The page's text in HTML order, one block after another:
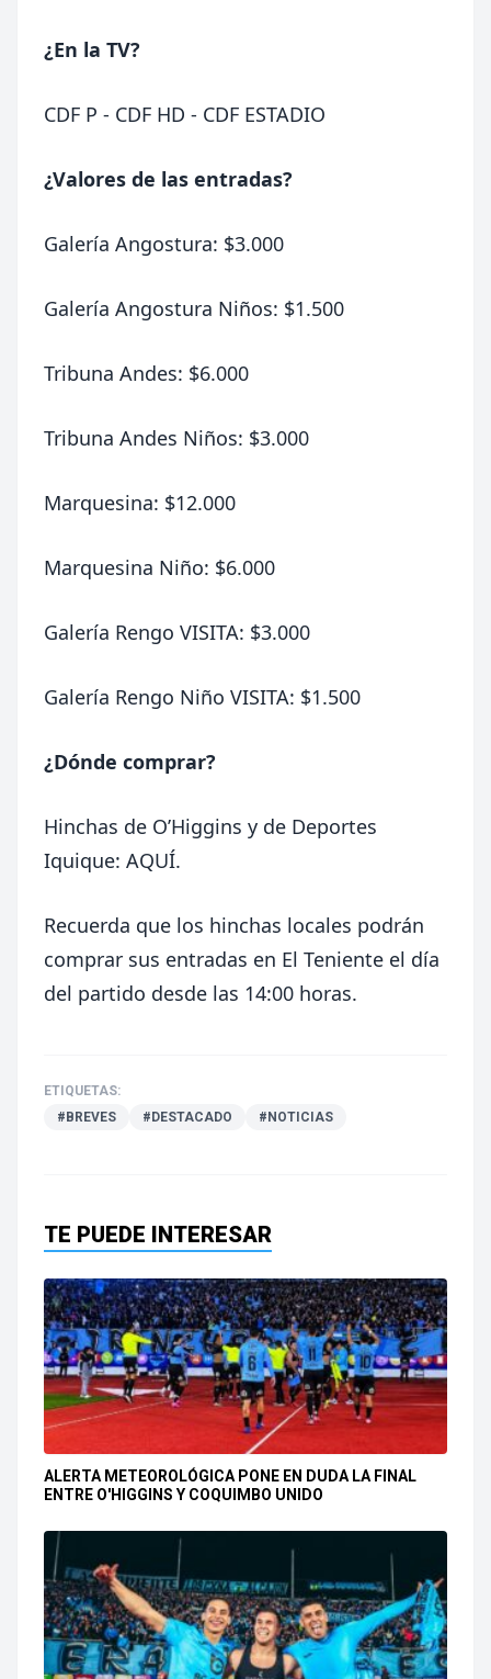
¿En la TV?
CDF P - CDF HD - CDF ESTADIO
¿Valores de las entradas?
Galería Angostura: $3.000
Galería Angostura Niños: $1.500
Tribuna Andes: $6.000
Tribuna Andes Niños: $3.000
Marquesina: $12.000
Marquesina Niño: $6.000
Galería Rengo VISITA: $3.000
Galería Rengo Niño VISITA: $1.500
¿Dónde comprar?
Hinchas de O’Higgins y de Deportes
Iquique: AQUÍ.
Recuerda que los hinchas locales podrán
comprar sus entradas en El Teniente el día
del partido desde las 14:00 horas.
ETIQUETAS:
#BREVES
#DESTACADO #NOTICIAS
TE PUEDE INTERESAR
ALERTA METEOROLÓGICA PONE EN DUDA LA FINAL
ENTRE O'HIGGINS Y COQUIMBO UNIDO